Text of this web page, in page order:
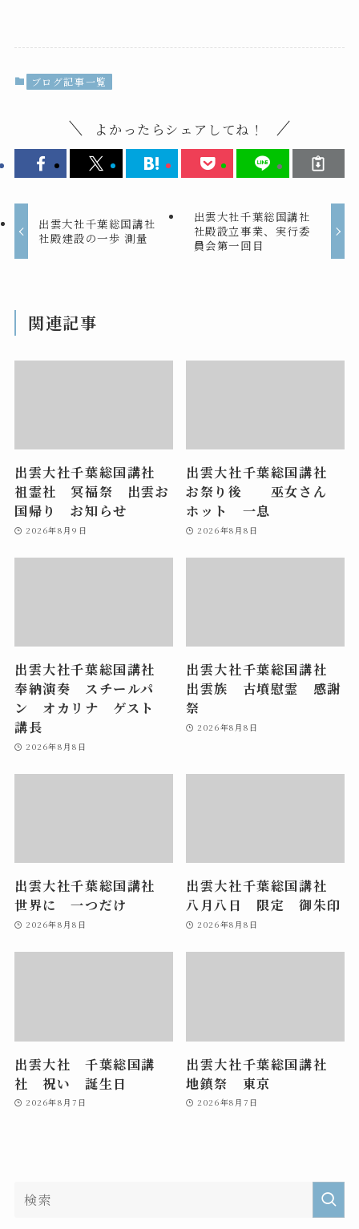
ブログ記事一覧
よかったらシェアしてね！
出雲大社千葉総国講社
社殿建設の一歩 測量
出雲大社千葉総国講社
社殿設立事業、実行委
員会第一回目
関連記事
出雲大社千葉総国講社
祖霊社 冥福祭 出雲お
国帰り お知らせ
2026年8月9日
出雲大社千葉総国講社
お祭り後 巫女さん
ホット 一息
2026年8月8日
出雲大社千葉総国講社
奉納演奏 スチールパ
ン オカリナ ゲスト
講長
2026年8月8日
出雲大社千葉総国講社
出雲族 古墳慰霊 感謝
祭
2026年8月8日
出雲大社千葉総国講社
世界に 一つだけ
2026年8月8日
出雲大社千葉総国講社
八月八日 限定 御朱印
2026年8月8日
出雲大社 千葉総国講
社 祝い 誕生日
2026年8月7日
出雲大社千葉総国講社
地鎮祭 東京
2026年8月7日